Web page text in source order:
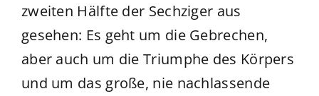
zweiten Hälfte der Sechziger aus
gesehen: Es geht um die Gebrechen,
aber auch um die Triumphe des Körpers
und um das große, nie nachlassende